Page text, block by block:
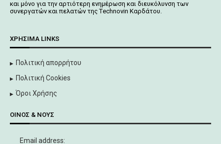
και μόνο για την αρτιότερη ενημέρωση και διευκόλυνση των
συνεργατών και πελατών της Τechnovin Kαρδάτου.
ΧΡΉΣΙΜΑ LINKS
Πολιτική απορρήτου
Πολιτική Cookies
Όροι Χρήσης
ΟΊΝΟΣ & ΝΟΥΣ
Email address: